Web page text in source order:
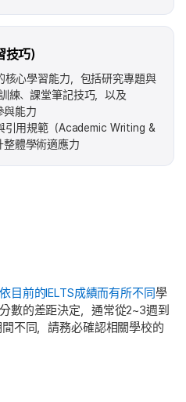
巧）
核心學習能力，包括研究專題與
練、課堂筆記技巧，以及
與能力
引用規範（Academic Writing &
整體學術適應力
目前的IELTS成績而有所不同學
數的差距決定，通常從2~3週到
不同，請務必確認相關學校的